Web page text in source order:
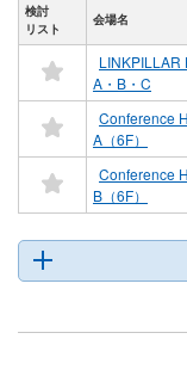
検討
リスト
会場名
LINKPILLAR
A・B・C
Conference
A（6F）
Conference
B（6F）